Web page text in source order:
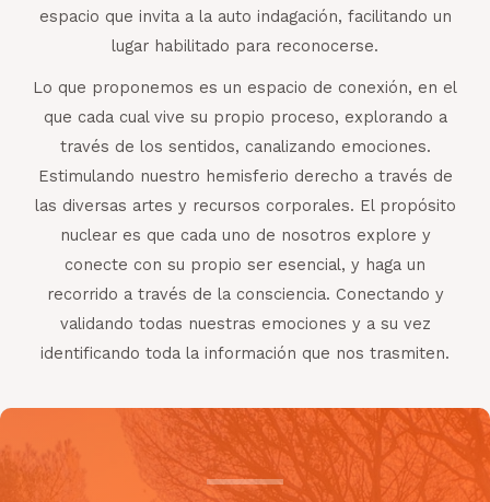
espacio que invita a la auto indagación, facilitando un
lugar habilitado para reconocerse.
Lo que proponemos es un espacio de conexión, en el
que cada cual vive su propio proceso, explorando a
través de los sentidos, canalizando emociones.
Estimulando nuestro hemisferio derecho a través de
las diversas artes y recursos corporales. El propósito
nuclear es que cada uno de nosotros explore y
conecte con su propio ser esencial, y haga un
recorrido a través de la consciencia. Conectando y
validando todas nuestras emociones y a su vez
identificando toda la información que nos trasmiten.